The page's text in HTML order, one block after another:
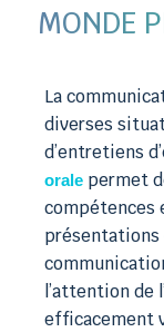
MONDE
La
diverses
d’entretiens
orale permet
compétences
présentations
l’attention
efficacement